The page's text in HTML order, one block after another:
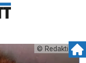
© Redaktion